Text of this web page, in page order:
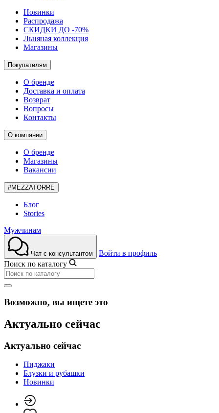
Новинки
Распродажа
СКИДКИ ДО -70%
Льняная коллекция
Магазины
Покупателям
О бренде
Доставка и оплата
Возврат
Вопросы
Контакты
О компании
О бренде
Магазины
Вакансии
#MEZZATORRE
Блог
Stories
Мужчинам
Чат с консультантом
Войти в профиль
Поиск по каталогу
Возможно, вы ищете это
Актуально сейчас
Актуально сейчас
Пиджаки
Блузки и рубашки
Новинки